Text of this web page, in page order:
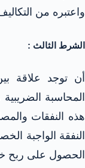
واعتبره من
الشرط الثالث :
أن توجد علاقة
المحاسبة
هذه النفقات
النفقة الواجبة
الحصول على ربح